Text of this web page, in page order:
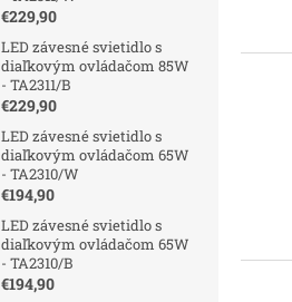
€229,90
LED závesné svietidlo s
diaľkovým ovládačom 85W
- TA2311/B
€229,90
LED závesné svietidlo s
diaľkovým ovládačom 65W
- TA2310/W
€194,90
LED závesné svietidlo s
diaľkovým ovládačom 65W
- TA2310/B
€194,90